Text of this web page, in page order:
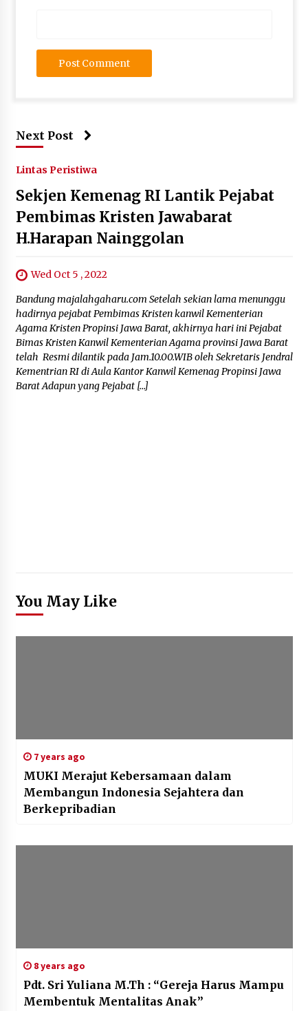
Next Post
Lintas Peristiwa
Sekjen Kemenag RI Lantik Pejabat
Pembimas Kristen Jawabarat
H.Harapan Nainggolan
Wed Oct 5 , 2022
Bandung majalahgaharu.com Setelah sekian lama menunggu
hadirnya pejabat Pembimas Kristen kanwil Kementerian
Agama Kristen Propinsi Jawa Barat, akhirnya hari ini Pejabat
Bimas Kristen Kanwil Kementerian Agama provinsi Jawa Barat
telah Resmi dilantik pada Jam.10.00.WIB oleh Sekretaris Jendral
Kementrian RI di Aula Kantor Kanwil Kemenag Propinsi Jawa
Barat Adapun yang Pejabat […]
You May Like
7 years ago
MUKI Merajut Kebersamaan dalam
Membangun Indonesia Sejahtera dan
Berkepribadian
8 years ago
Pdt. Sri Yuliana M.Th : “Gereja Harus Mampu
Membentuk Mentalitas Anak”